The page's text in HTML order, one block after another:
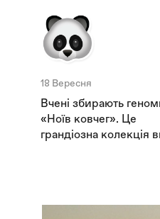
18 Вересня
Вчені збирають
«Ноїв ковчег». Це
грандіозна колекція